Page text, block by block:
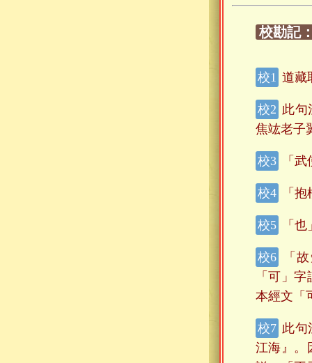
校勘記
道藏
此句
焦竑老子
「
「
「
「
「可」
本經文「
此句
江海』。